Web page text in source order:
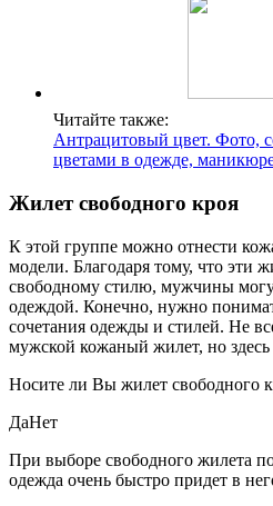
Читайте также:
Антрацитовый цвет. Фото,
цветами в одежде,
Жилет свободного кроя
К этой группе можно отнести
модели. Благодаря тому, что эти
свободному стилю, мужчины
одеждой. Конечно, нужно
сочетания одежды и стилей. Не
мужской кожаный жилет, но здесь
Носите ли Вы жилет свободного
ДаНет
При выборе свободного жилета
одежда очень быстро придет в